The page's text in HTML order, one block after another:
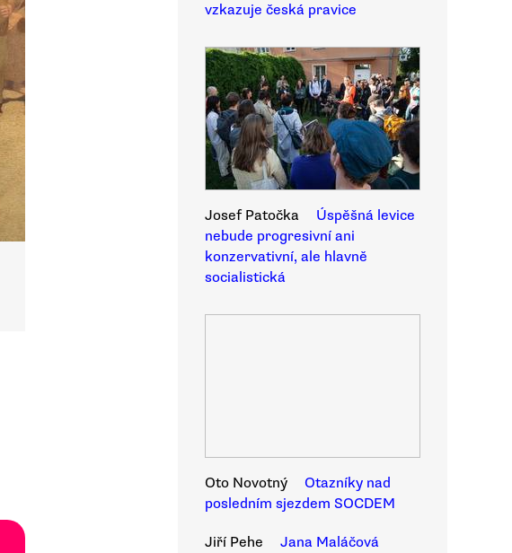
vzkazuje česká pravice
Josef Patočka
Úspěšná levice
nebude progresivní ani
konzervativní, ale hlavně
socialistická
Oto Novotný
Otazníky nad
posledním sjezdem SOCDEM
Jiří Pehe
Jana Maláčová